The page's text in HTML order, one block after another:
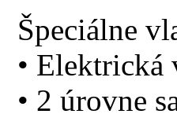
Špeciálne
• Elektrická
• 2 úrovne